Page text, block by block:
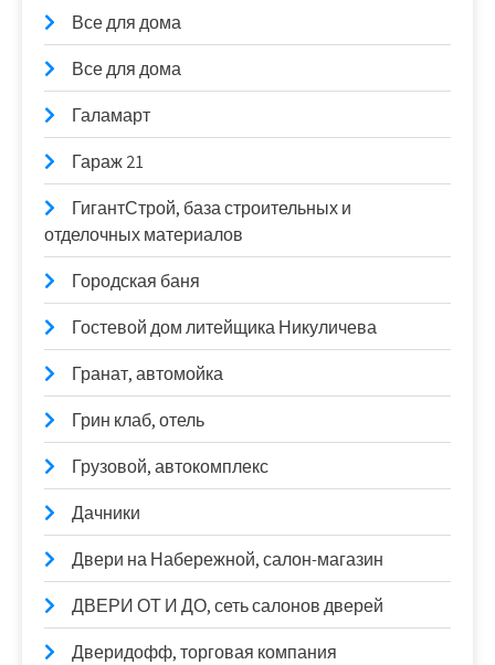
Все для дома
Все для дома
Галамарт
Гараж 21
ГигантСтрой, база строительных и
отделочных материалов
Городская баня
Гостевой дом литейщика Никуличева
Гранат, автомойка
Грин клаб, отель
Грузовой, автокомплекс
Дачники
Двери на Набережной, салон-магазин
ДВЕРИ ОТ И ДО, сеть салонов дверей
Дверидофф, торговая компания